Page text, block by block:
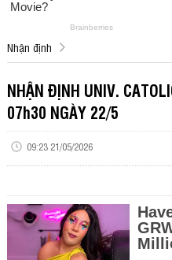
Nhận định
NHẬN ĐỊNH UNIV.
07h30 NGÀY 22/5
09:23 21/05/2026